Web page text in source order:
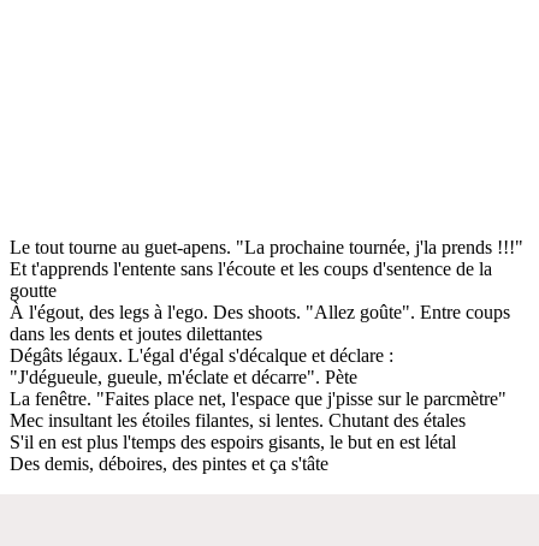
Le tout tourne au guet-apens. "La prochaine tournée, j'la prends !!!"
Et t'apprends l'entente sans l'écoute et les coups d'sentence de la
goutte
À l'égout, des legs à l'ego. Des shoots. "Allez goûte". Entre coups
dans les dents et joutes dilettantes
Dégâts légaux. L'égal d'égal s'décalque et déclare :
"J'dégueule, gueule, m'éclate et décarre". Pète
La fenêtre. "Faites place net, l'espace que j'pisse sur le parcmètre"
Mec insultant les étoiles filantes, si lentes. Chutant des étales
S'il en est plus l'temps des espoirs gisants, le but en est létal
Des demis, déboires, des pintes et ça s'tâte